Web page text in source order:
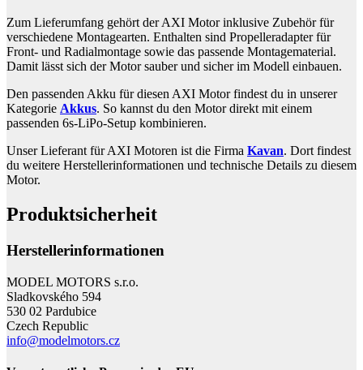
Zum Lieferumfang gehört der AXI Motor inklusive Zubehör für
verschiedene Montagearten. Enthalten sind Propelleradapter für
Front- und Radialmontage sowie das passende Montagematerial.
Damit lässt sich der Motor sauber und sicher im Modell einbauen.
Den passenden Akku für diesen AXI Motor findest du in unserer
Kategorie Akkus. So kannst du den Motor direkt mit einem
passenden 6s-LiPo-Setup kombinieren.
Unser Lieferant für AXI Motoren ist die Firma Kavan. Dort findest
du weitere Herstellerinformationen und technische Details zu diesem
Motor.
Produktsicherheit
Herstellerinformationen
MODEL MOTORS s.r.o.
Sladkovského 594
530 02 Pardubice
Czech Republic
info@modelmotors.cz